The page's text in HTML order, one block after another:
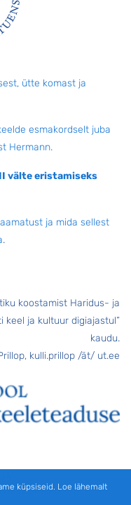
ütte komast ja
esmakordselt juba
Hermann.
välte eristamiseks
ja mida sellest
.
koostamist Haridus- ja
keel ja kultuur digiajastul”
kaudu.
kulli.prillop /ät/ ut.ee
küpsiseid. Loe lähemalt